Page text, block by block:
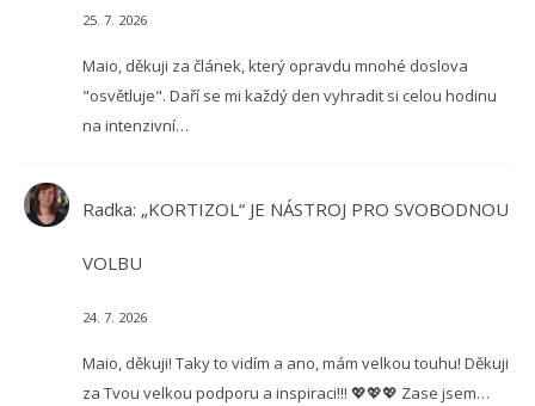
25. 7. 2026
Maio, děkuji za článek, který opravdu mnohé doslova
"osvětluje". Daří se mi každý den vyhradit si celou hodinu
na intenzivní…
Radka: „KORTIZOL“ JE NÁSTROJ PRO SVOBODNOU
VOLBU
24. 7. 2026
Maio, děkuji! Taky to vidím a ano, mám velkou touhu! Děkuji
za Tvou velkou podporu a inspiraci!!! 💖💖💖 Zase jsem…